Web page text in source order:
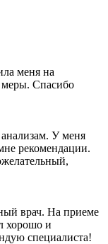
меня на
меры. Спасибо
У меня
рекомендации.
врач. На приеме
хорошо и
специалиста!